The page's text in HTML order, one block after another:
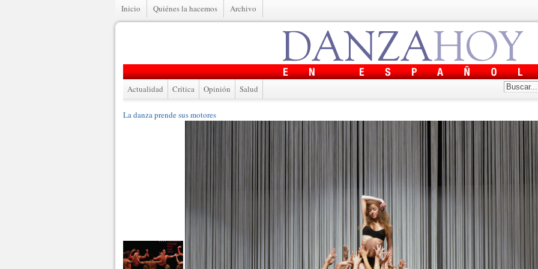
Inicio Quiénes la hacemos Archivo
Actualidad Crítica Opinión Salud
La danza prende sus motores